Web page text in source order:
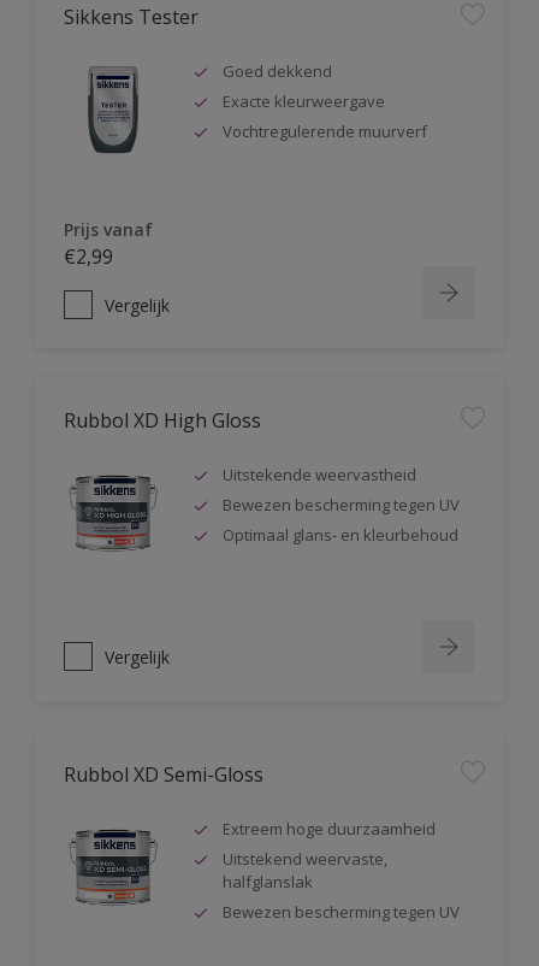
Sikkens Tester
Goed dekkend
Exacte kleurweergave
Vochtregulerende muurverf
Prijs vanaf
€2,99
Vergelijk
Rubbol XD High Gloss
Uitstekende weervastheid
Bewezen bescherming tegen UV
Optimaal glans- en kleurbehoud
Vergelijk
Rubbol XD Semi-Gloss
Extreem hoge duurzaamheid
Uitstekend weervaste,
halfglanslak
Bewezen bescherming tegen UV